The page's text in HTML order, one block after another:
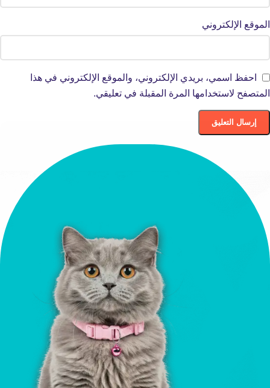
الموقع الإلكتروني
احفظ اسمي، بريدي الإلكتروني، والموقع الإلكتروني في هذا
المتصفح لاستخدامها المرة المقبلة في تعليقي.